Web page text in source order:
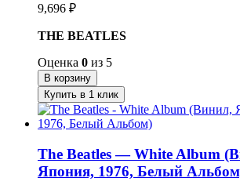
9,696 ₽
THE BEATLES
Оценка 0 из 5
В корзину
Купить в 1 клик
The Beatles — White Album
Япония, 1976, Белый